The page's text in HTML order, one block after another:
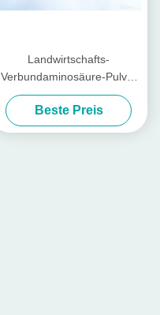
Landwirtschafts-
Verbundaminosäure-Pulver
organisches wasserlösliches
20kg/Tasche
Beste Preis